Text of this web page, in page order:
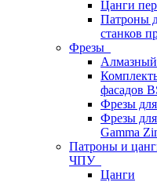
Цанги
Патроны
станков
Фрезы
фасадов
Фрезы
Фрезы
Gamma
Патроны и
ЧПУ
Цанги